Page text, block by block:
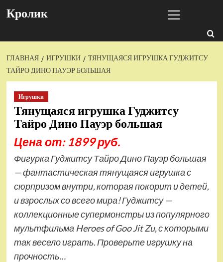
Кролик
меню
ГЛАВНАЯ ИГРУШКИ
ТЯНУЩАЯСЯ ИГРУШКА ГУДЖИТСУ
ТАЙРО ДИНО ПАУЭР БОЛЬШАЯ
Игрушки
Тянущаяся игрушка Гуджитсу
Тайро Дино Пауэр большая
Цена от: 1899 руб.
Фигурка Гуджитсу Тайро Дино Пауэр большая
— фантастическая тянущаяся игрушка с
сюрпризом внутри, которая покорит и детей,
и взрослых со всего мира! Гуджитсу —
коллекционные супермонстры из популярного
мультфильма Heroes of Goo Jit Zu, с которыми
так весело играть. Проверьте игрушку на
прочность…